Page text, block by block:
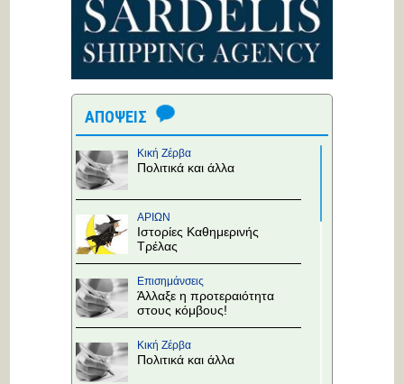
ΑΠΟΨΕΙΣ
Κική Ζέρβα
Πολιτικά και άλλα
ΑΡΙΩΝ
Ιστορίες Καθημερινής
Τρέλας
Επισημάνσεις
Άλλαξε η προτεραιότητα
στους κόμβους!
Κική Ζέρβα
Πολιτικά και άλλα